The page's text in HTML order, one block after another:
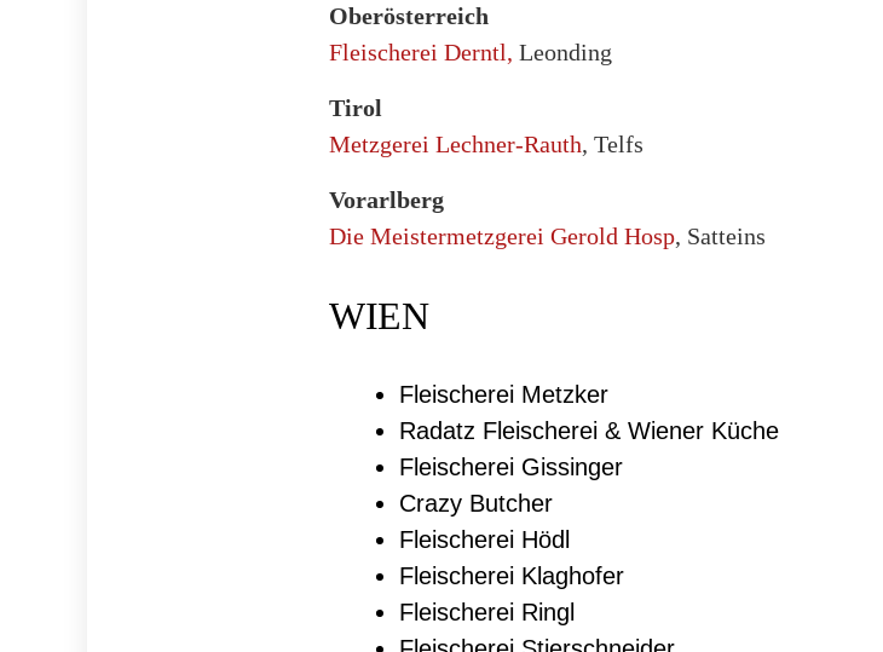
Oberösterreich
Fleischerei Derntl, Leonding
Tirol
Metzgerei Lechner-Rauth, Telfs
Vorarlberg
Die Meistermetzgerei Gerold Hosp, Satteins
WIEN
Fleischerei Metzker
Radatz Fleischerei & Wiener Küche
Fleischerei Gissinger
Crazy Butcher
Fleischerei Hödl
Fleischerei Klaghofer
Fleischerei Ringl